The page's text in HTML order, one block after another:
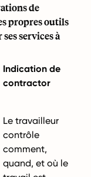
de
propres outils
services à
Indication de
contractor
Le travailleur
contrôle
comment,
quand, et où le